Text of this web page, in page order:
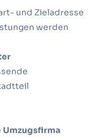
und Zieladresse
werden
Umzugsfirma